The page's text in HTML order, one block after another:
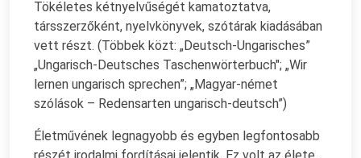
Tökéletes kétnyelvűségét kamatoztatva,
társszerzőként, nyelvkönyvek, szótárak kiadásában
vett részt. (Többek közt: „Deutsch-Ungarisches”
„Ungarisch-Deutsches Taschenwörterbuch"; „Wir
lernen ungarisch sprechen”; „Magyar-német
szólások – Redensarten ungarisch-deutsch”)
Életművének legnagyobb és egyben legfontosabb